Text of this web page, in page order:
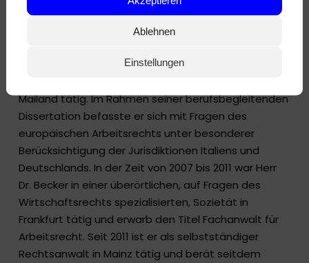
Ablehnen
Einstellungen
ab. Sein Referendariat absolvierte er im Bezirk des
Oberlandesgerichts Koblenz und legte im Jahr 2006
monatigen Auslandsaufenthalts während des
Mailand tätig. Im Rahmen seiner berufsbegleitenden
Dissertation befasste er sich mit Fragen des
europäischen Arbeitsrechts unter besonderer
Berücksichtigung der Jurisdiktionen Italiens und
Deutschlands. In der Zeit von 2007 bis 2011 war Herr
Dr. Becker in einer überörtlichen, auf Fragen des
Wirtschaftsrechts spezialisierten, Sozietät in
Frankfurt tätig und erwarb den Titel Fachanwalt für
Arbeitsrecht. Seit 2011 ist er als selbstständiger
Rechtsanwalt in Mainz tätig und berät seitdem